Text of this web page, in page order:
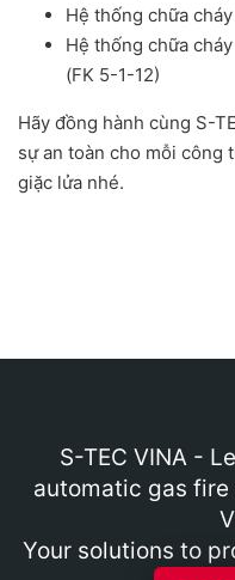
Hệ thống chữa
Hệ thống chữa
(FK 5-1-12)
Hãy đồng hành cùng S-
sự an toàn cho mỗi công
giặc lửa nhé.
S-TEC VINA -
automatic gas
Your solutions to